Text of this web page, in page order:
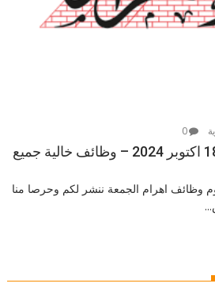
0
وظائف اهرام الجمعة 18 اكتوبر 2024 – وظائف خالية جميع
وظائف اهرام الجمعة ننشر لكم وحرصا منا